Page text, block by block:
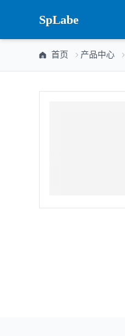
SpLabe
首页 产品中心